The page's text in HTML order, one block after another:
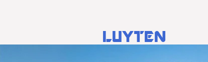
LUYTEN